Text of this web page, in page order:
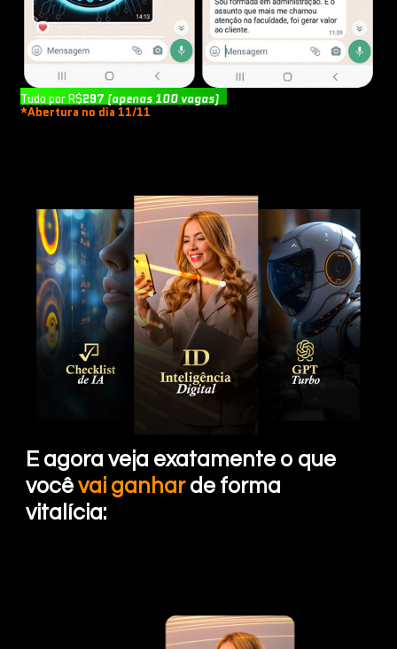
ENTRAR NO GRUPO VIP
Tudo por R$297 (apenas 100 vagas)
*Abertura no dia 11/11
E agora veja exatamente o que
vocêvai ganharde forma
vitalícia: